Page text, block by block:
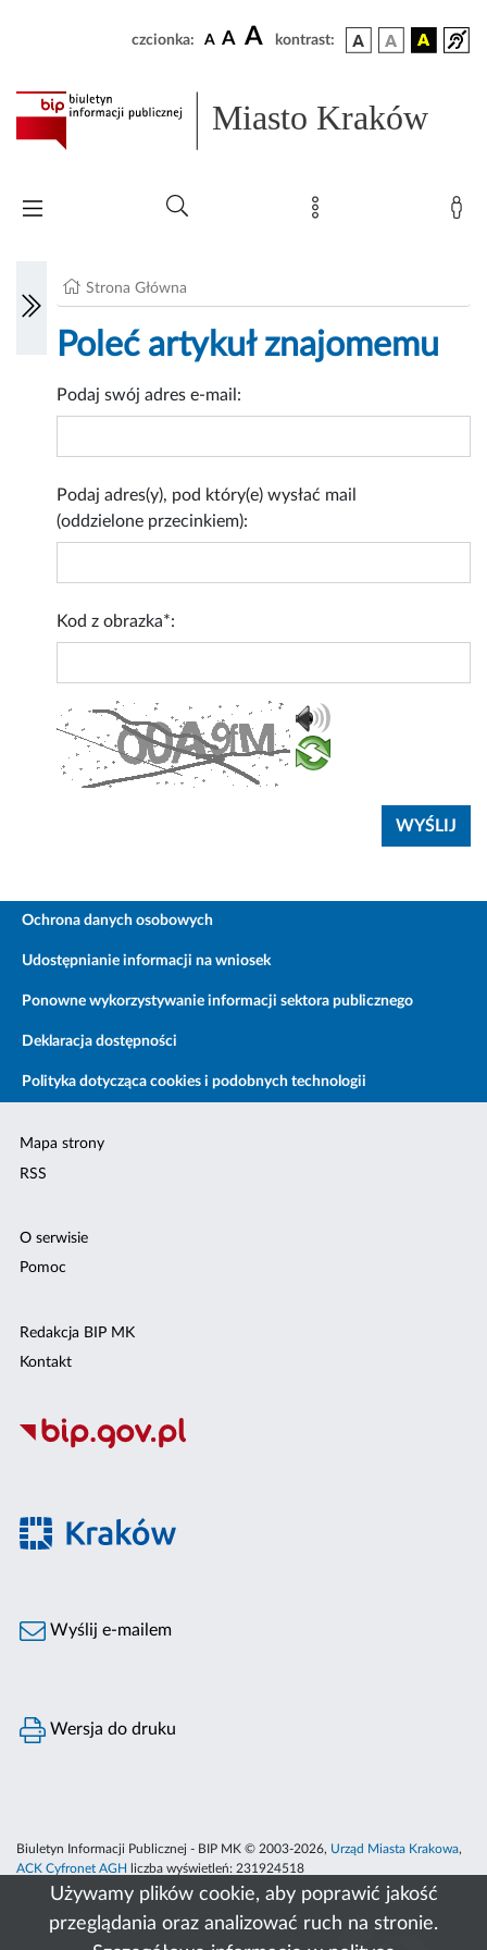
Używamy plików cookie, aby poprawić jakość
przeglądania oraz analizować ruch na stronie.
czcionka: A A A kontrast:
Miasto Kraków
Strona Główna
Poleć artykuł znajomemu
Podaj swój adres e-mail:
Podaj adres(y), pod który(e) wysłać mail
(oddzielone przecinkiem):
Kod z obrazka*:
Ochrona danych osobowych
Udostępnianie informacji na wniosek
Ponowne wykorzystywanie informacji sektora publicznego
Deklaracja dostępności
Polityka dotycząca cookies i podobnych technologii
Mapa strony
RSS
O serwisie
Pomoc
Redakcja BIP MK
Kontakt
Wyślij e-mailem
Wersja do druku
Biuletyn Informacji Publicznej - BIP MK © 2003-2026, Urząd Miasta Krakowa,
ACK Cyfronet AGH
liczba wyświetleń: 231924518